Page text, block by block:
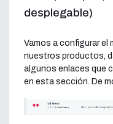
desplegable)
Vamos a configurar el
nuestros productos,
algunos enlaces que
en esta sección. De